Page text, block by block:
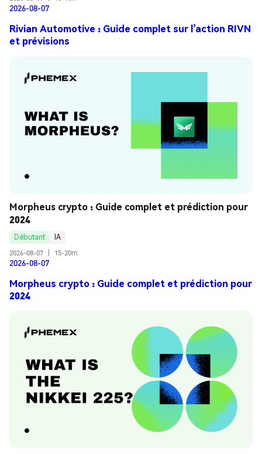
2026-08-07
Rivian Automotive : Guide complet sur l’action RIVN
et prévisions
Morpheus crypto : Guide complet et prédiction pour
2024
Débutant
IA
2026-08-07
15-20m
2026-08-07
Morpheus crypto : Guide complet et prédiction pour
2024